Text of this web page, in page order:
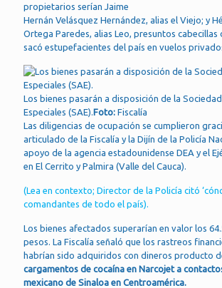
propietarios serían Jaime
Hernán Velásquez Hernández, alias el Viejo; y
Ortega Paredes, alias Leo, presuntos cabecillas
sacó estupefacientes del país en vuelos
Los bienes pasarán a disposición de la
Especiales (SAE).Foto: Fiscalía
Las diligencias de ocupación se cumplieron
articulado de la Fiscalía y la Dijín de la Policía
apoyo de la agencia estadounidense DEA y el
en El Cerrito y Palmira (Valle del Cauca).
(Lea en contexto; Director de la Policía citó
comandantes de todo el país).
Los bienes afectados superarían en valor los
pesos. La Fiscalía señaló que los rastreos
habrían sido adquiridos con dineros producto
cargamentos de cocaína en Narcojet a
mexicano de Sinaloa en Centroamérica.